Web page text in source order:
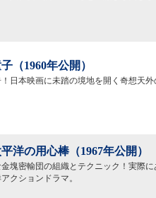
（1960年公開）
日本映画に未踏の境地を開く奇想天外
洋の用心棒（1967年公開）
塊密輸団の組織とテクニック！実際
クションドラマ。